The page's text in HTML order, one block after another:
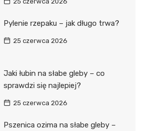
Pylenie rzepaku – jak długo trwa?
25 czerwca 2026
Jaki łubin na słabe gleby – co
sprawdzi się najlepiej?
25 czerwca 2026
Pszenica ozima na słabe gleby –